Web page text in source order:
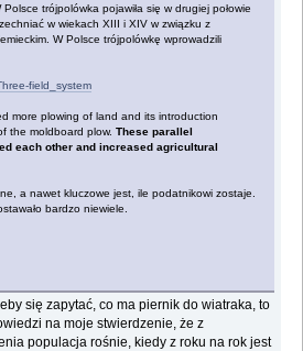
trójpolówka pojawiła się w drugiej połowie
w wiekach XIII i XIV w związku z
W Polsce trójpolówkę wprowadzili
field_system
more plowing of land and its introduction
the moldboard plow.These parallel
each other and increased agricultural
a nawet kluczowe jest, ile podatnikowi zostaje.
bardzo niewiele.
się zapytać, co ma piernik do wiatraka, to
na moje stwierdzenie, że z
populacja rośnie, kiedy z roku na rok jest